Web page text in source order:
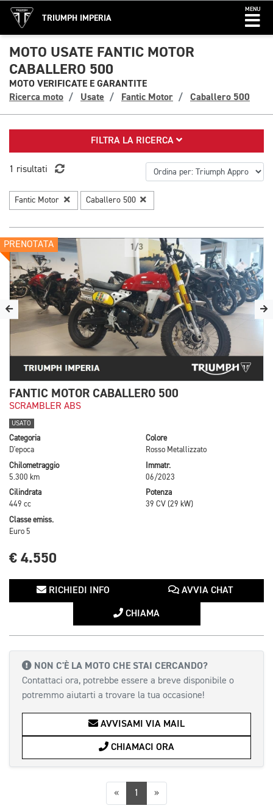
TRIUMPH IMPERIA
MENU
MOTO USATE FANTIC MOTOR
CABALLERO 500
MOTO VERIFICATE E GARANTITE
Ricerca moto
Usate Fantic Motor Caballero 500
FILTRA LA RICERCA
1 risultati
Fantic Motor Caballero 500
PRENOTATA 1/3
FANTIC MOTOR CABALLERO 500
SCRAMBLER ABS
USATO
Categoria
D'epoca
Colore
Rosso Metallizzato
Chilometraggio
5.300 km
Immatr.
06/2023
Cilindrata
449 cc
Potenza
39 CV (29 kW)
Classe emiss.
Euro 5
€ 4.550
RICHIEDI INFO AVVIA CHAT
CHIAMA
NON C'È LA MOTO CHE STAI CERCANDO?
Contattaci ora, potrebbe essere a breve disponibile o
potremmo aiutarti a trovare la tua occasione!
AVVISAMI VIA MAIL
CHIAMACI ORA
«Precedente
1 »Successiva